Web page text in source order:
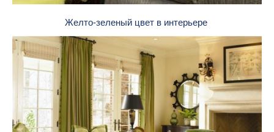
Желто-зеленый цвет в интерьере